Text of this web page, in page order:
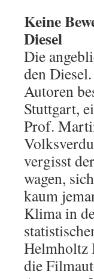
Keine
Diesel
Die
den
Autoren
Stuttgart,
Prof.
vergisst
wagen,
kaum
Klima in
Helmholtz
die